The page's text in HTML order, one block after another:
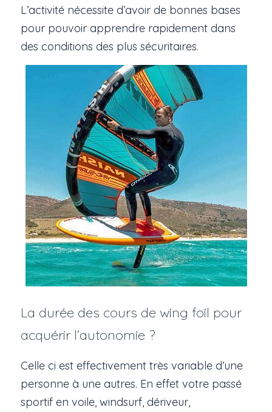
L’activité nécessite d’avoir de bonnes bases
pour pouvoir apprendre rapidement dans
des conditions des plus sécuritaires.
La durée des cours de wing foil pour
acquérir l’autonomie ?
Celle ci est effectivement très variable d’une
personne à une autres. En effet votre passé
sportif en voile, windsurf, dériveur,